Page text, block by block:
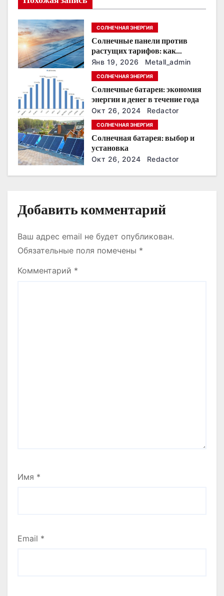
п
о
з
п
и
с
я
м
СОЛНЕЧНАЯ ЭНЕРГИЯ
Солнечные панели против
растущих тарифов: как
сохранить
энергонезависимость в
ближайшие годы
Янв 19, 2026 Metall_admin
СОЛНЕЧНАЯ ЭНЕРГИЯ
Солнечные батареи: экономия
энергии и денег в течение года
Окт 26, 2024 Redactor
СОЛНЕЧНАЯ ЭНЕРГИЯ
Солнечная батарея: выбор и
установка
Окт 26, 2024 Redactor
Добавить комментарий
Ваш адрес email не будет опубликован.
Обязательные поля помечены *
Комментарий *
Имя *
Email *